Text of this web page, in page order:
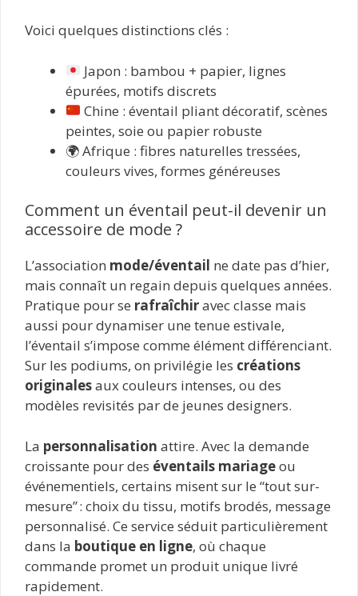
Voici quelques distinctions clés :
Japon : bambou + papier, lignes
épurées, motifs discrets
Chine : éventail pliant décoratif, scènes
peintes, soie ou papier robuste
🌍 Afrique : fibres naturelles tressées,
couleurs vives, formes généreuses
Comment un éventail peut-il devenir un
accessoire de mode ?
L’association mode/éventail ne date pas d’hier,
mais connaît un regain depuis quelques années.
Pratique pour se rafraîchiravec classe mais
aussi pour dynamiser une tenue estivale,
l’éventail s’impose comme élément différenciant.
Sur les podiums, on privilégie les créations
originalesaux couleurs intenses, ou des
modèles revisités par de jeunes designers.
La personnalisation attire. Avec la demande
croissante pour des éventails mariageou
événementiels, certains misent sur le “tout sur-
mesure” : choix du tissu, motifs brodés, message
personnalisé. Ce service séduit particulièrement
dans la boutique en ligne, où chaque
commande promet un produit unique livré
rapidement.